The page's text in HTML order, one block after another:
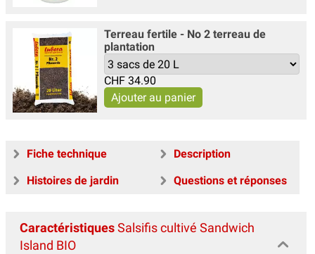
Terreau fertile - No 2 terreau de
plantation
CHF 34.90
Fiche technique
Description
Histoires de jardin
Questions et réponses
CaractéristiquesSalsifis cultivé Sandwich
Island BIO